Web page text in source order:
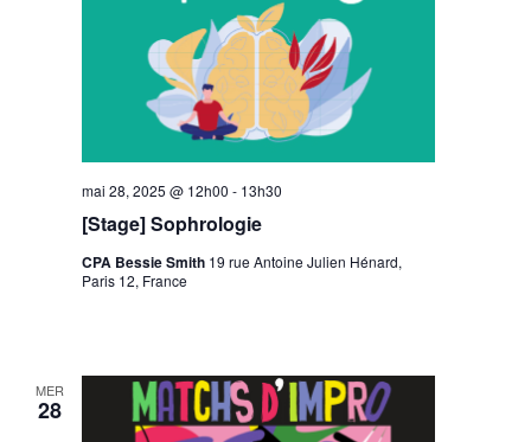
[Stage] Sophrologie
mai 28, 2025 @ 12h00 - 13h30
CPA Bessie Smith 19 rue Antoine Julien Hénard,
Paris 12, France
MER
28